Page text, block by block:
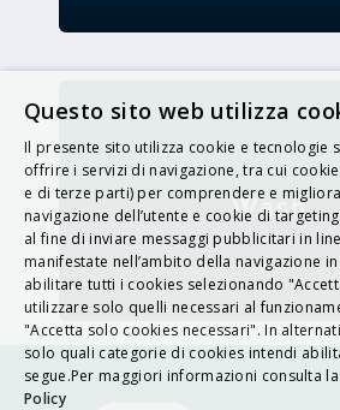
Wash
Questo sito web utilizza
Il presente sito utilizza cookie e tecnologie
offrire i servizi di navigazione, tra cui
e di terze parti) per comprendere e
navigazione dell’utente e cookie di
al fine di inviare messaggi pubblicitari in
manifestate nell’ambito della navigazione
abilitare tutti i cookies selezionando
utilizzare solo quelli necessari al
"Accetta solo cookies necessari". In
solo quali categorie di cookies intendi
segue.Per maggiori informazioni consulta
Policy